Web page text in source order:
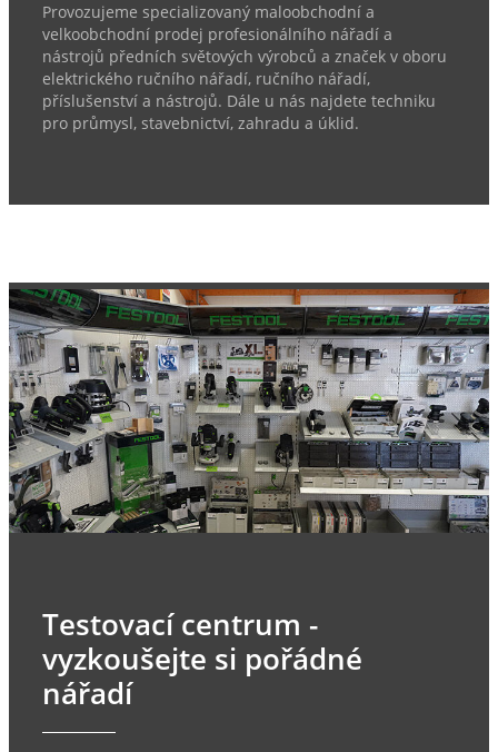
Provozujeme specializovaný maloobchodní a
velkoobchodní prodej profesionálního nářadí a
nástrojů předních světových výrobců a značek v oboru
elektrického ručního nářadí, ručního nářadí,
příslušenství a nástrojů. Dále u nás najdete techniku
pro průmysl, stavebnictví, zahradu a úklid.
Testovací centrum -
vyzkoušejte si pořádné
nářadí